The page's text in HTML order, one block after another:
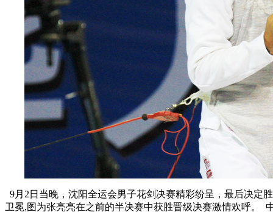
9月2日当晚，沈阳全运会男子花剑决赛精彩纷呈，最后决定
卫冕,图为张亮亮在之前的半决赛中获胜晋级决赛激情欢呼。